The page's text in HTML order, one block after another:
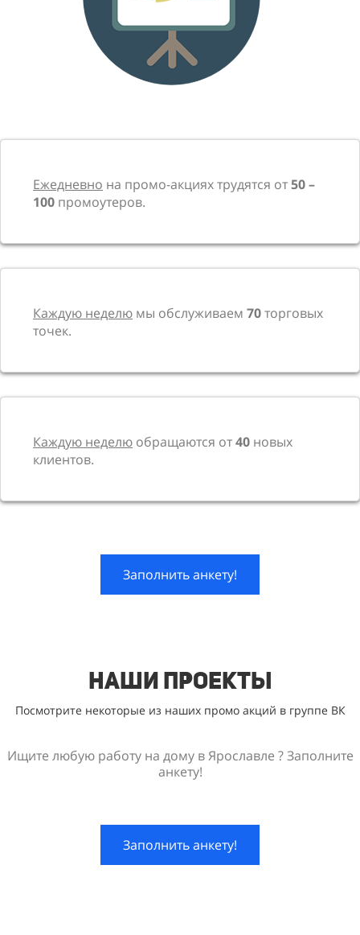
Ежедневно на промо-акциях трудятся от50 –
100 промоутеров.
Каждую неделю мы обслуживаем 70торговых
точек.
Каждую неделю обращаются от40 новых
клиентов.
Заполнить анкету!
Наши проекты
Посмотрите некоторые из наших промо акций в группе ВК
Ищите любую работу на дому в Ярославле ? Заполните
анкету!
Заполнить анкету!